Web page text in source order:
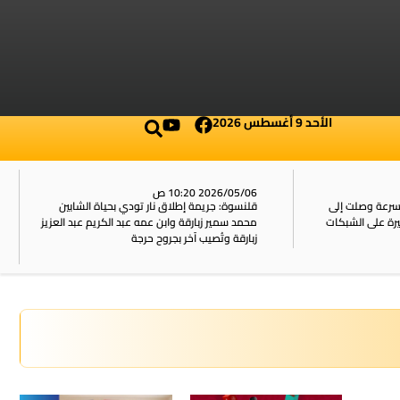
الأحد 9 أغسطس 2026
وصلت إلى
2026/05/06 10:20 ص
قلنسوة: جريمة إطلاق نار تودي بحياة الشابين
محمد سمير زبارقة وابن عمه عبد الكريم عبد العزيز
زبارقة وتُصيب آخر بجروح حرجة